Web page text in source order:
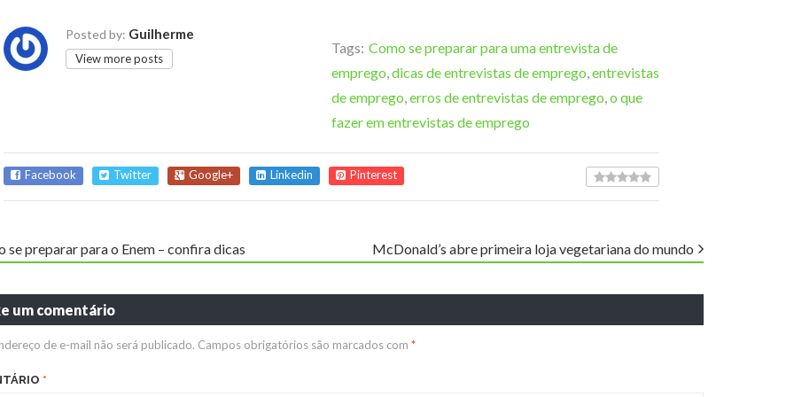
Posted by: Guilherme
View more posts
Tags: Como se preparar para uma entrevista de
emprego,dicas de entrevistas de emprego,entrevistas
de emprego,erros de entrevistas de emprego,o que
fazer em entrevistas de emprego
Facebook Twitter Google+ Linkedin Pinterest
se preparar para o Enem – confira dicas McDonald’s abre primeira loja vegetariana do mundo
um comentário
de e-mail não será publicado. Campos obrigatórios são marcados com *
*